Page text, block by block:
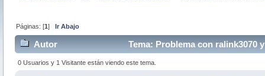
Páginas: [1]Ir Abajo
Autor Tema: Problema con ralink3070
0 Usuarios y 1 Visitante están viendo este tema.